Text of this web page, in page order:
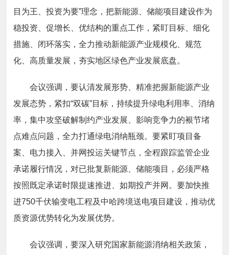
目为王、投资为要”理念，把新能源、储能项目建设作为
稳投资、促增长、优结构的重点工作，紧盯目标、细化
措施、闭环落实，全力推动新能源产业规模化、规范
化、高质量发展，夯实地区绿色产业发展底盘。
会议强调，要认清发展形势、精准把握新能源产业
发展态势，紧扣“双碳”目标，持续提升绿电利用率、消纳
率，集中攻坚破解制约产业发展、影响竞争力的裉节堵
点难点问题，全力打通绿电消纳瓶颈。要紧盯项目备
案、电力接入、并网投运关键节点，全程跟踪监管企业
承诺履行情况，对已批复新能源、储能项目，必须严格
按照既定承诺时限提速推进、如期投产并网。要加快推
进750千伏输变电工程及中哈跨境送电项目建设，推动优
质资源优势转化为发展优势。
会议强调，要深入研究国家新能源消纳相关政策，